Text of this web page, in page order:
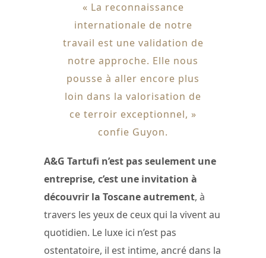
« La reconnaissance
internationale de notre
travail est une validation de
notre approche. Elle nous
pousse à aller encore plus
loin dans la valorisation de
ce terroir exceptionnel, »
confie Guyon.
A&G Tartufi n’est pas seulement une
entreprise, c’est une invitation à
découvrir la Toscane autrement, à
travers les yeux de ceux qui la vivent au
quotidien. Le luxe ici n’est pas
ostentatoire, il est intime, ancré dans la